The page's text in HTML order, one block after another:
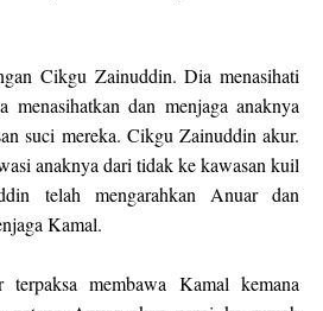
Cikgu Zainuddin. Dia menasihati
menasihatkan dan menjaga anaknya
suci mereka. Cikgu Zainuddin akur.
anaknya dari tidak ke kawasan kuil
telah mengarahkan Anuar dan
Kamal.
terpaksa membawa Kamal kemana